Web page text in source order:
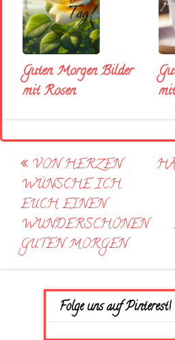
Guten Morgen Bilder
mit Rosen
Post
navigation
VON HERZEN
WÜNSCHE ICH
EUCH EINEN
WUNDERSCHÖNEN
GUTEN MORGEN
Folge uns auf Pinterest!